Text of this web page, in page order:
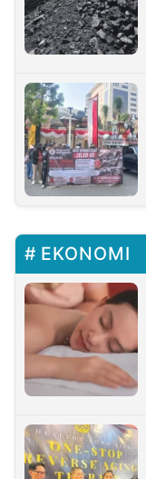
EKONOMI